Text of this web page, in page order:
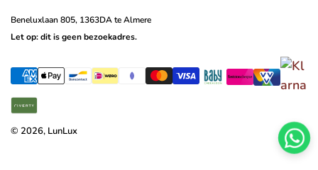
Beneluxlaan 805, 1363DA te Almere
Let op: dit is geen bezoekadres.
© 2026, LunLux